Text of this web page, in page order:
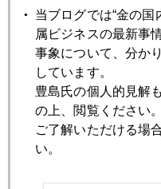
2022年06月23日
年央反省会
2022年06月22日
１３６円達成、苦境ヘッ
2022年06月21日
当ブログでは“金の国
属ビジネスの最新事
事象について、分か
しています。
豊島氏の個人的見解
の上、閲覧ください。
ご了解いただける場
い。